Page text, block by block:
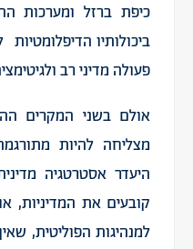
כיפת ברזל ומערכות
ביכולותיו
פעולה מדיני רב
אולם בשני המקרים
מצליחה להיות
היעדר אסטרטגיה
קובעים את המדיניות,
למנהיגות הפוליטית,